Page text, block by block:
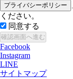
プライバシーポリシー
ください。
同意する
Facebook
Instagram
LINE
サイトマップ